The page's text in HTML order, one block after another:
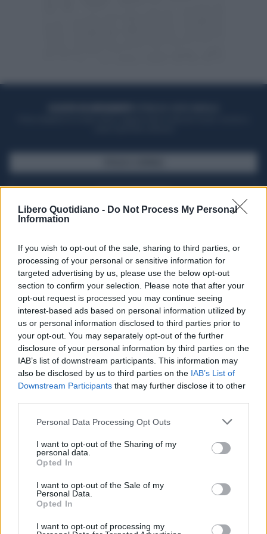
Libero Quotidiano - Do Not Process My Personal
Information
If you wish to opt-out of the sale, sharing to third parties, or
processing of your personal or sensitive information for
targeted advertising by us, please use the below opt-out
section to confirm your selection. Please note that after your
opt-out request is processed you may continue seeing
interest-based ads based on personal information utilized by
us or personal information disclosed to third parties prior to
your opt-out. You may separately opt-out of the further
disclosure of your personal information by third parties on the
IAB’s list of downstream participants. This information may
also be disclosed by us to third parties on the IAB’s List of
Downstream Participants that may further disclose it to other
Personal Data Processing Opt Outs
I want to opt-out of the Sharing of my
personal data.
Opted In
I want to opt-out of the Sale of my
Personal Data.
Opted In
I want to opt-out of processing my
Seguici su Google Discover
Segui Libero Quotidiano su Google Discover
Scegli Libero Quotidiano come fonte preferita
SPETTACOLI
SCIENZA E TECH